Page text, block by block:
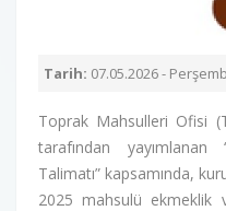
Tarih: 07.05.2026 -
Toprak Mahsulleri Ofisi
tarafından
Talimatı” kapsamında,
2025 mahsulü ekmeklik